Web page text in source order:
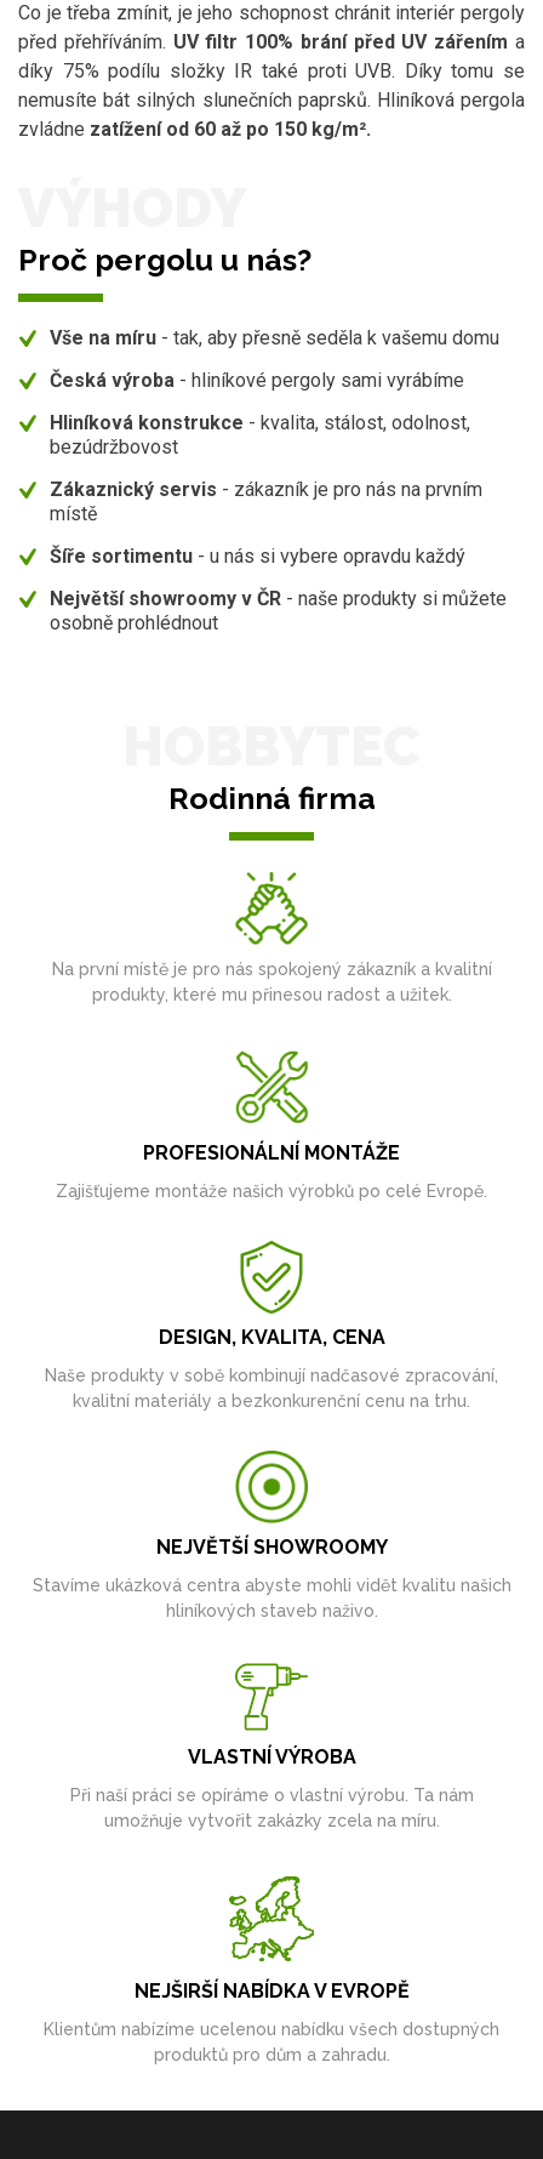
Co je třeba zmínit, je jeho schopnost chránit interiér pergoly
před přehříváním. UV filtr 100% brání před UV zářením a
díky 75% podílu složky IR také proti UVB. Díky tomu se
nemusíte bát silných slunečních paprsků. Hliníková pergola
zvládne zatížení od 60 až po 150 kg/m².
Proč pergolu u nás?
Vše na míru - tak, aby přesně seděla k vašemu domu
Česká výroba - hliníkové pergoly sami vyrábíme
Hliníková konstrukce - kvalita, stálost, odolnost,
bezúdržbovost
Zákaznický servis - zákazník je pro nás na prvním
místě
Šíře sortimentu - u nás si vybere opravdu každý
Největší showroomy v ČR - naše produkty si můžete
osobně prohlédnout
Rodinná firma
Na první místě je pro nás spokojený zákazník a kvalitní
produkty, které mu přinesou radost a užitek.
PROFESIONÁLNÍ MONTÁŽE
Zajišťujeme montáže našich výrobků po celé Evropě.
DESIGN, KVALITA, CENA
Naše produkty v sobě kombinují nadčasové zpracování,
kvalitní materiály a bezkonkurenční cenu na trhu.
NEJVĚTŠÍ SHOWROOMY
Stavíme ukázková centra abyste mohli vidět kvalitu našich
hliníkových staveb naživo.
VLASTNÍ VÝROBA
Při naší práci se opíráme o vlastní výrobu. Ta nám
umožňuje vytvořit zakázky zcela na míru.
NEJŠIRŠÍ NABÍDKA V EVROPĚ
Klientům nabízíme ucelenou nabídku všech dostupných
produktů pro dům a zahradu.